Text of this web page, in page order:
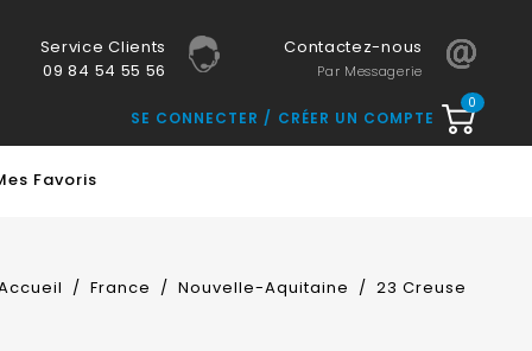
Service Clients
09 84 54 55 56
Contactez-nous
Par Messagerie
0
SE CONNECTER CRÉER UN COMPTE
Favoris
France Nouvelle-Aquitaine 23 Creuse